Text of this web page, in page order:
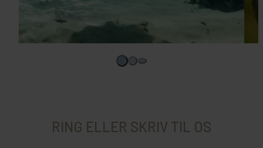
RING ELLER SKRIV TIL OS